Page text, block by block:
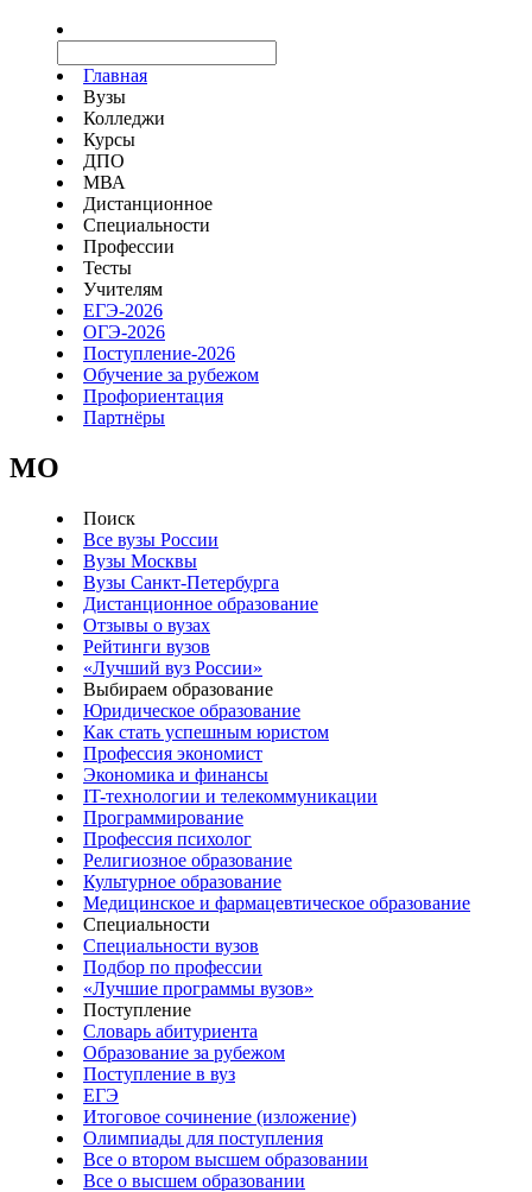
Главная
Вузы
Колледжи
Курсы
ДПО
МВА
Дистанционное
Специальности
Профессии
Тесты
Учителям
ЕГЭ-2026
ОГЭ-2026
Поступление-2026
Обучение за рубежом
Профориентация
Партнёры
MO
Поиск
Все вузы России
Вузы Москвы
Вузы Санкт-Петербурга
Дистанционное образование
Отзывы о вузах
Рейтинги вузов
«Лучший вуз России»
Выбираем образование
Юридическое образование
Как стать успешным юристом
Профессия экономист
Экономика и финансы
IT-технологии и телекоммуникации
Программирование
Профессия психолог
Религиозное образование
Культурное образование
Медицинское и фармацевтическое образование
Специальности
Специальности вузов
Подбор по профессии
«Лучшие программы вузов»
Поступление
Словарь абитуриента
Образование за рубежом
Поступление в вуз
ЕГЭ
Итоговое сочинение (изложение)
Олимпиады для поступления
Все о втором высшем образовании
Все о высшем образовании